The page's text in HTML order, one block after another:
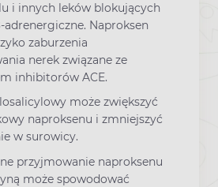
i innych leków blokujących
adrenergiczne. Naproksen
zaburzenia
nerek związane ze
inhibitorów ACE.
może zwiększyć
naproksenu i zmniejszyć
w surowicy.
przyjmowanie naproksenu
może spowodować